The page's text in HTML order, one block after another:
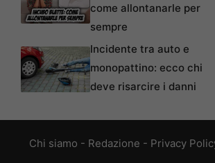
come allontanarle per
sempre
Incidente tra auto e
monopattino: ecco chi
deve risarcire i danni
Chi siamo - Redazione - Privacy